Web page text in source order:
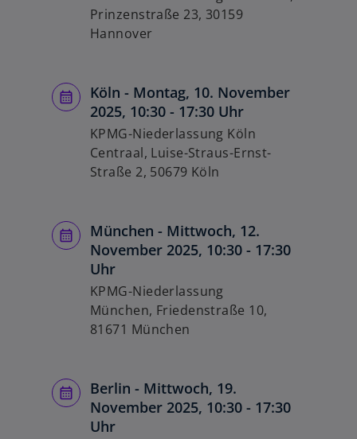
Prinzenstraße 23, 30159
Hannover
Köln - Montag, 10. November
2025, 10:30 - 17:30 Uhr
KPMG-Niederlassung Köln
Centraal, Luise-Straus-Ernst-
Straße 2, 50679 Köln
München - Mittwoch, 12.
November 2025, 10:30 - 17:30
Uhr
KPMG-Niederlassung
München, Friedenstraße 10​​​​​​,
81671 München
Berlin - Mittwoch, 19.
November 2025, 10:30 - 17:30
Uhr